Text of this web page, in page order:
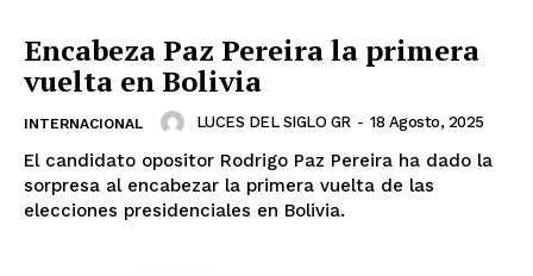
Empresa
Política de privacidad
Políticas del Sitio
Encabeza Paz Pereira la primera
vuelta en Bolivia
INTERNACIONAL LUCES DEL SIGLO GR - 18 Agosto, 2025
El candidato opositor Rodrigo Paz Pereira ha dado la
sorpresa al encabezar la primera vuelta de las
elecciones presidenciales en Bolivia.